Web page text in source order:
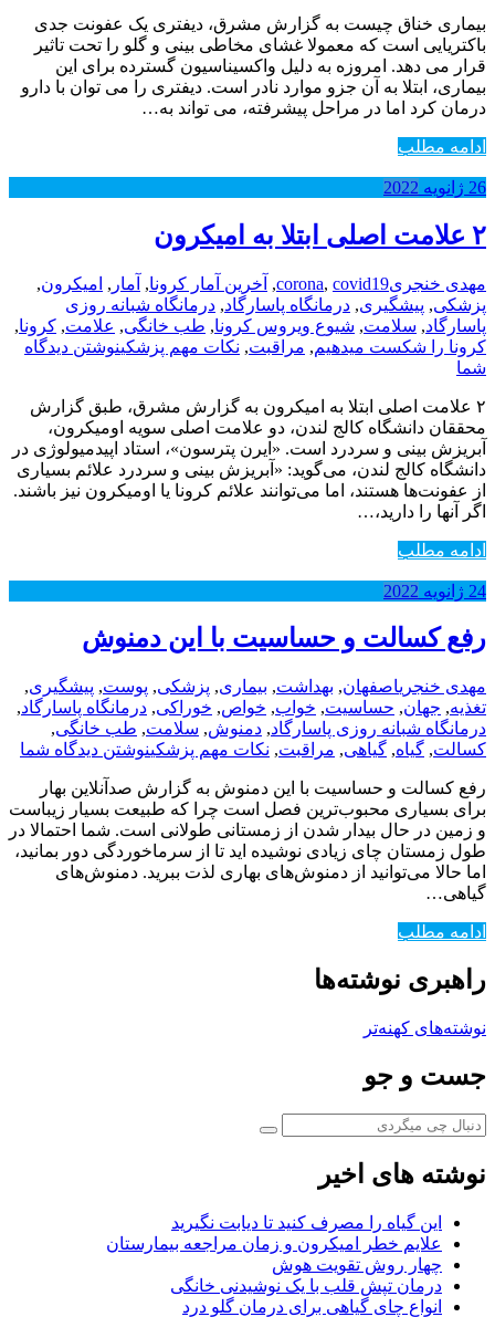
بیماری خناق چیست به گزارش مشرق، دیفتری یک عفونت جدی
باکتریایی است که معمولا غشای مخاطی بینی و گلو را تحت تاثیر
قرار می دهد. امروزه به دلیل واکسیناسیون گسترده برای این
بیماری، ابتلا به آن جزو موارد نادر است. دیفتری را می توان با دارو
درمان کرد اما در مراحل پیشرفته، می تواند به…
ادامه مطلب
26 ژانویه 2022
۲ علامت اصلی ابتلا به امیکرون
مهدی خنجری corona, covid19
, آخرین آمار کرونا, آمار , امیکرون,
پزشکی, پیشگیری, درمانگاه پاسارگاد, درمانگاه شبانه روزی
پاسارگاد, سلامت, شیوع ویروس کرونا, طب خانگی, علامت, کرونا,
کرونا را شکست میدهیم, مراقبت, نکات مهم پزشکینوشتن دیدگاه
شما
۲ علامت اصلی ابتلا به امیکرون به گزارش مشرق، طبق گزارش
محققان دانشگاه کالج لندن، دو علامت اصلی سویه اومیکرون،
آبریزش بینی و سردرد است. «ایرن پترسون»، استاد اپیدمیولوژی در
دانشگاه کالج لندن، می‌گوید: «آبریزش بینی و سردرد علائم بسیاری
از عفونت‌ها هستند، اما می‌توانند علائم کرونا یا اومیکرون نیز باشند.
اگر آنها را دارید،…
ادامه مطلب
24 ژانویه 2022
رفع کسالت و حساسیت با این دمنوش
مهدی خنجریاصفهان, بهداشت, بیماری, پزشکی, پوست, پیشگیری,
تغذیه, جهان, حساسیت, خواب, خواص, خوراکی, درمانگاه پاسارگاد,
درمانگاه شبانه روزی پاسارگاد, دمنوش, سلامت, طب خانگی,
کسالت, گیاه, گیاهی, مراقبت, نکات مهم پزشکینوشتن دیدگاه شما
رفع کسالت و حساسیت با این دمنوش به گزارش صدآنلاین بهار
برای بسیاری محبوب‌ترین فصل است چرا که طبیعت بسیار زیباست
و زمین در حال بیدار شدن از زمستانی طولانی است. شما احتمالا در
طول زمستان چای زیادی نوشیده اید تا از سرماخوردگی دور بمانید،
اما حالا می‌توانید از دمنوش‌های بهاری لذت ببرید. دمنوش‌های
گیاهی…
ادامه مطلب
راهبری نوشته‌ها
نوشته‌های کهنه‌تر
جست و جو
نوشته های اخیر
این گیاه را مصرف کنید تا دیابت نگیرید
علایم خطر امیکرون و زمان مراجعه بیمارستان
چهار روش تقویت هوش
درمان تپش قلب با یک نوشیدنی خانگی
انواع چای گیاهی برای درمان گلو درد